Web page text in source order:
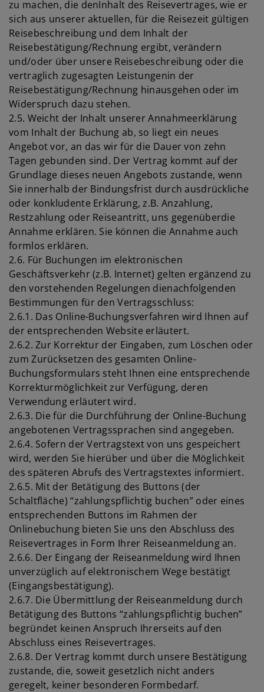
zu machen, die denInhalt des Reisevertrages, wie er
sich aus unserer aktuellen, für die Reisezeit gültigen
Reisebeschreibung und dem Inhalt der
Reisebestätigung/Rechnung ergibt, verändern
und/oder über unsere Reisebeschreibung oder die
vertraglich zugesagten Leistungenin der
Reisebestätigung/Rechnung hinausgehen oder im
Widerspruch dazu stehen.
2.5. Weicht der Inhalt unserer Annahmeerklärung
vom Inhalt der Buchung ab, so liegt ein neues
Angebot vor, an das wir für die Dauer von zehn
Tagen gebunden sind. Der Vertrag kommt auf der
Grundlage dieses neuen Angebots zustande, wenn
Sie innerhalb der Bindungsfrist durch ausdrückliche
oder konkludente Erklärung, z.B. Anzahlung,
Restzahlung oder Reiseantritt, uns gegenüberdie
Annahme erklären. Sie können die Annahme auch
formlos erklären.
2.6. Für Buchungen im elektronischen
Geschäftsverkehr (z.B. Internet) gelten ergänzend zu
den vorstehenden Regelungen dienachfolgenden
Bestimmungen für den Vertragsschluss:
2.6.1. Das Online-Buchungsverfahren wird Ihnen auf
der entsprechenden Website erläutert.
2.6.2. Zur Korrektur der Eingaben, zum Löschen oder
zum Zurücksetzen des gesamten Online-
Buchungsformulars steht Ihnen eine entsprechende
Korrekturmöglichkeit zur Verfügung, deren
Verwendung erläutert wird.
2.6.3. Die für die Durchführung der Online-Buchung
angebotenen Vertragssprachen sind angegeben.
2.6.4. Sofern der Vertragstext von uns gespeichert
wird, werden Sie hierüber und über die Möglichkeit
des späteren Abrufs des Vertragstextes informiert.
2.6.5. Mit der Betätigung des Buttons (der
Schaltfläche) “zahlungspflichtig buchen” oder eines
entsprechenden Buttons im Rahmen der
Onlinebuchung bieten Sie uns den Abschluss des
Reisevertrages in Form Ihrer Reiseanmeldung an.
2.6.6. Der Eingang der Reiseanmeldung wird Ihnen
unverzüglich auf elektronischem Wege bestätigt
(Eingangsbestätigung).
2.6.7. Die Übermittlung der Reiseanmeldung durch
Betätigung des Buttons “zahlungspflichtig buchen”
begründet keinen Anspruch Ihrerseits auf den
Abschluss eines Reisevertrages.
2.6.8. Der Vertrag kommt durch unsere Bestätigung
zustande, die, soweit gesetzlich nicht anders
geregelt, keiner besonderen Formbedarf.